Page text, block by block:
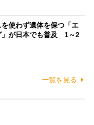
を使わず遺体を保つ「エ
」が日本でも普及 1～2
一覧を見る